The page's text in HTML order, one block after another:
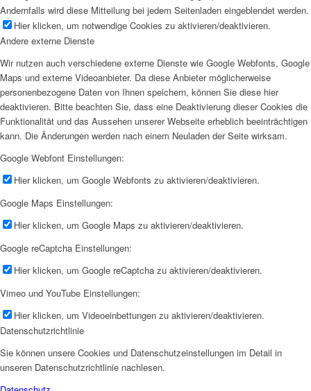
Andernfalls wird diese Mitteilung bei jedem Seitenladen eingeblendet werden.
Hier klicken, um notwendige Cookies zu aktivieren/deaktivieren.
Andere externe Dienste
Wir nutzen auch verschiedene externe Dienste wie Google Webfonts, Google
Maps und externe Videoanbieter. Da diese Anbieter möglicherweise
personenbezogene Daten von Ihnen speichern, können Sie diese hier
deaktivieren. Bitte beachten Sie, dass eine Deaktivierung dieser Cookies die
Funktionalität und das Aussehen unserer Webseite erheblich beeinträchtigen
kann. Die Änderungen werden nach einem Neuladen der Seite wirksam.
Google Webfont Einstellungen:
Hier klicken, um Google Webfonts zu aktivieren/deaktivieren.
Google Maps Einstellungen:
Hier klicken, um Google Maps zu aktivieren/deaktivieren.
Google reCaptcha Einstellungen:
Hier klicken, um Google reCaptcha zu aktivieren/deaktivieren.
Vimeo und YouTube Einstellungen:
Hier klicken, um Videoeinbettungen zu aktivieren/deaktivieren.
Datenschutzrichtlinie
Sie können unsere Cookies und Datenschutzeinstellungen im Detail in
unseren Datenschutzrichtlinie nachlesen.